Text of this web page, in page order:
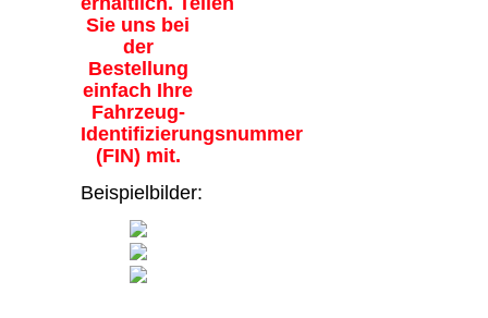
Sie uns bei
der
Bestellung
einfach Ihre
Fahrzeug-
Identifizierungsnummer
(FIN) mit.
Beispielbilder: